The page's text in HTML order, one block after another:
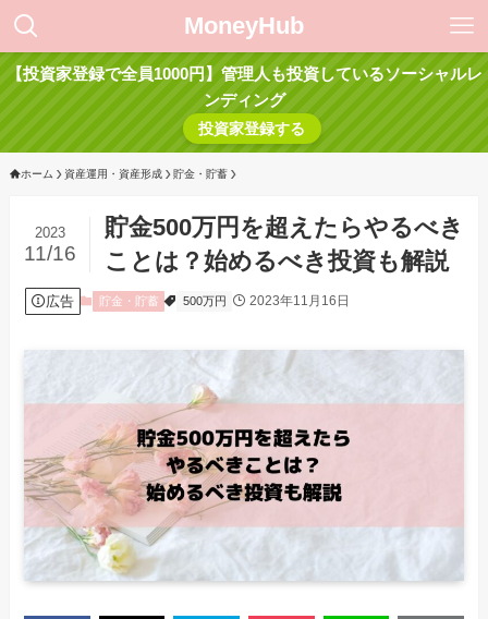
MoneyHub
【投資家登録で全員1000円】管理人も投資しているソーシャルレ
ンディング
投資家登録する
ホーム 資産運用・資産形成 貯金・貯蓄
貯金500万円を超えたらやるべき
ことは？始めるべき投資も解説
2023
11/16
広告 貯金・貯蓄 500万円 2023年11月16日